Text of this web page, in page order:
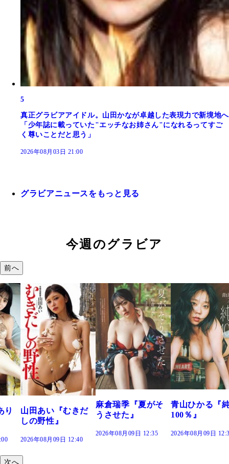
5
真正グラビアアイドル。山田かなが卓越した表現力で新境地へ
「少年誌に載っていた"エッチなお姉さん"になれるってすご
く尊いことだと思う」
2026年08月03日 21:00
グラビアニュースをもっと見る
今週のグラビア
前へ
だ
麻倉瑞季『夏がそ
うさせた』
青山ひかる『純度
100％』
2026年08月09日 12:30
溝端 葵『もう
つの、あおい
で。』
2026年08月09日
次へ